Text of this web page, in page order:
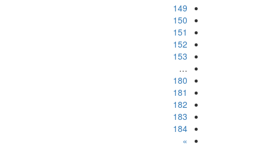
149
150
151
152
153
…
180
181
182
183
184
»